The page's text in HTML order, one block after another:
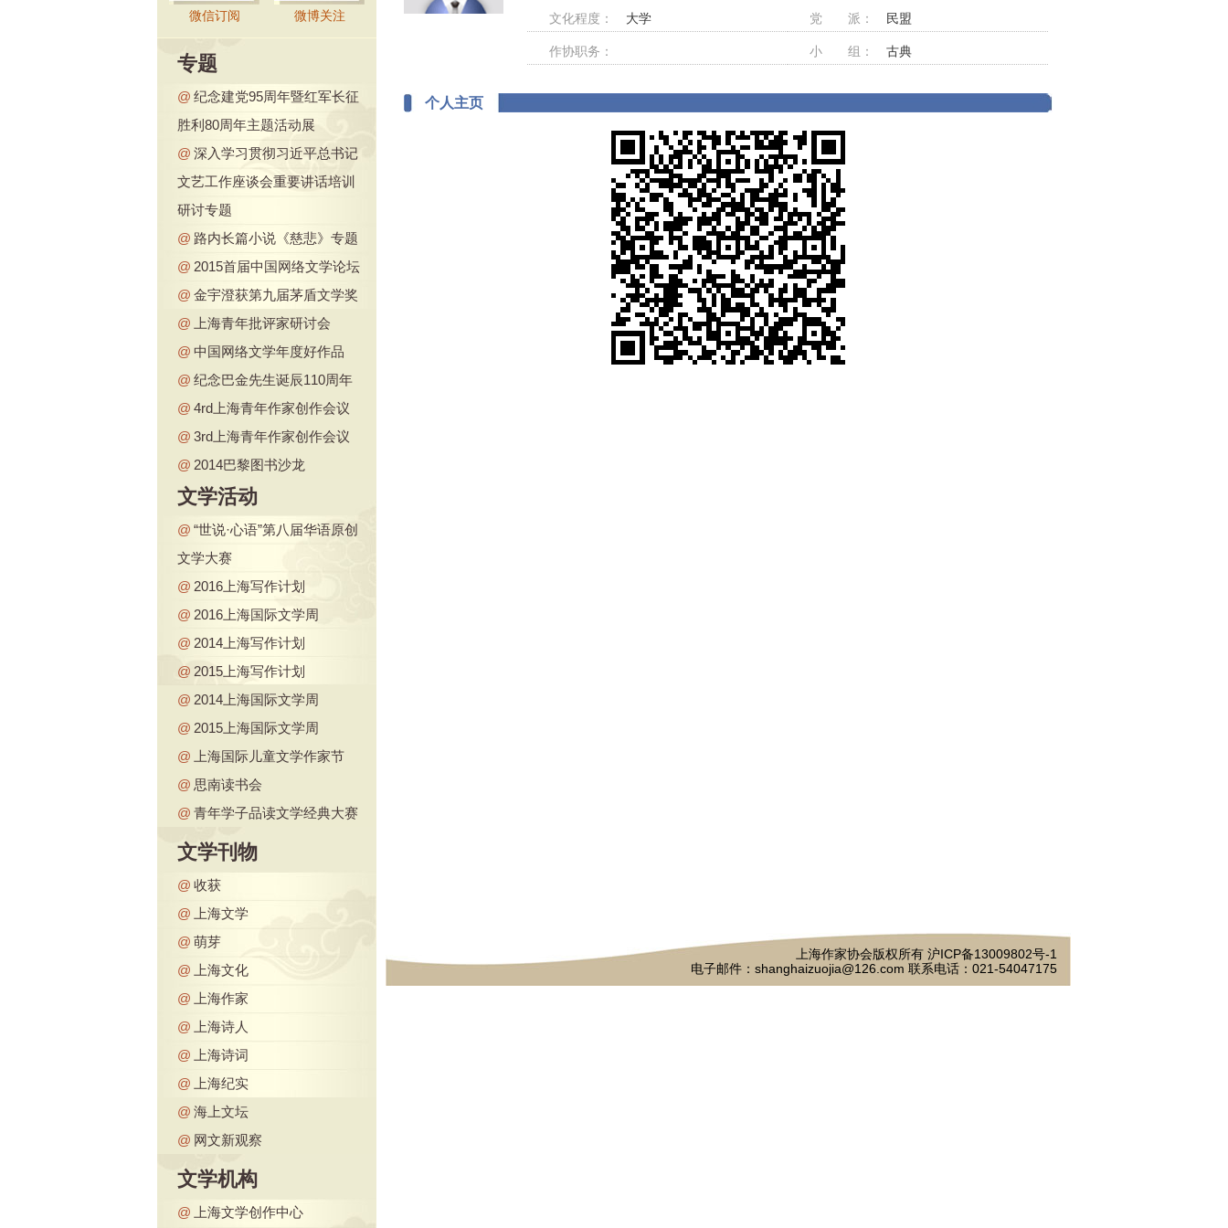
微信订阅 微博关注
专题
@ 纪念建党95周年暨红军长征
胜利80周年主题活动展
@ 深入学习贯彻习近平总书记
文艺工作座谈会重要讲话培训
研讨专题
@ 路内长篇小说《慈悲》专题
@ 2015首届中国网络文学论坛
@ 金宇澄获第九届茅盾文学奖
@
上海青年批评家研讨会
@ 中国网络文学年度好作品
@ 纪念巴金先生诞辰110周年
@ 4rd上海青年作家创作会议
@ 3rd上海青年作家创作会议
@ 2014巴黎图书沙龙
文学活动
@ “世说·心语”第八届华语原创
文学大赛
@ 2016上海写作计划
@ 2016上海国际文学周
@ 2014上海写作计划
@ 2015上海写作计划
@ 2014上海国际文学周
@ 2015上海国际文学周
@
上海国际儿童文学作家节
@ 思南读书会
@ 青年学子品读文学经典大赛
文学刊物
@ 收获
@
上海文学
@ 萌芽
@
上海文化
@
上海作家
@
上海诗人
@
上海诗词
@
上海纪实
@ 海上文坛
@ 网文新观察
文学机构
@ 上海文学创作中心
文化程度： 大学 党 派： 民盟
作协职务： 小 组： 古典
个人主页
上海作家协会版权所有 沪ICP备13009802号-1
电子邮件：shanghaizuojia@126.com 联系电话：021-54047175